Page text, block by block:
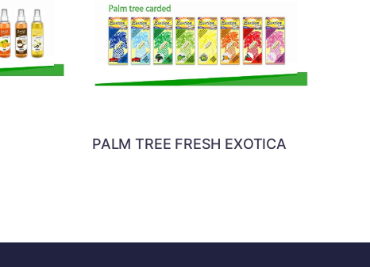
PALM TREE FRESH EXOTICA